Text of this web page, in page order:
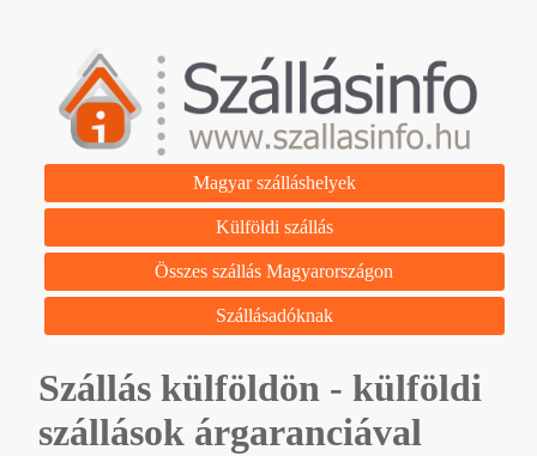
Magyar szálláshelyek
Külföldi szállás
Összes szállás Magyarországon
Szállásadóknak
Szállás külföldön - külföldi
szállások árgaranciával